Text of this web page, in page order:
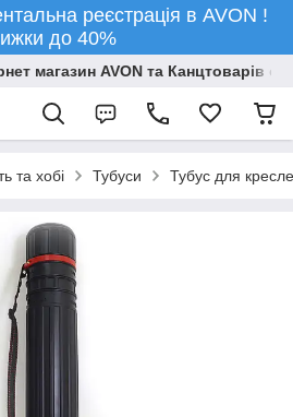
реєстрація в AVON !
до 40%
магазин AVON та Канцтоварів
та хобi Тубуси Тубус для